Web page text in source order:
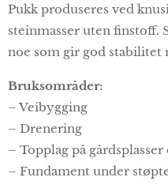
Pukk produseres ved
steinmasser uten finstoff.
noe som gir god stabilitet
Bruksområder:
– Veibygging
– Drenering
– Topplag på
– Fundament under